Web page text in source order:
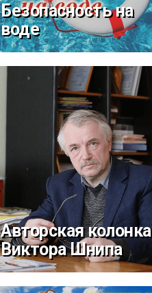
Безопасность на
воде
Авторская колонка
Виктора Шнипа